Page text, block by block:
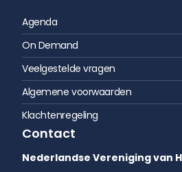
Agenda
On Demand
Veelgestelde vragen
Algemene voorwaarden
Klachtenregeling
Contact
Nederlandse Vereniging van